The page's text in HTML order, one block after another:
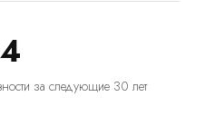
за следующие 30 лет